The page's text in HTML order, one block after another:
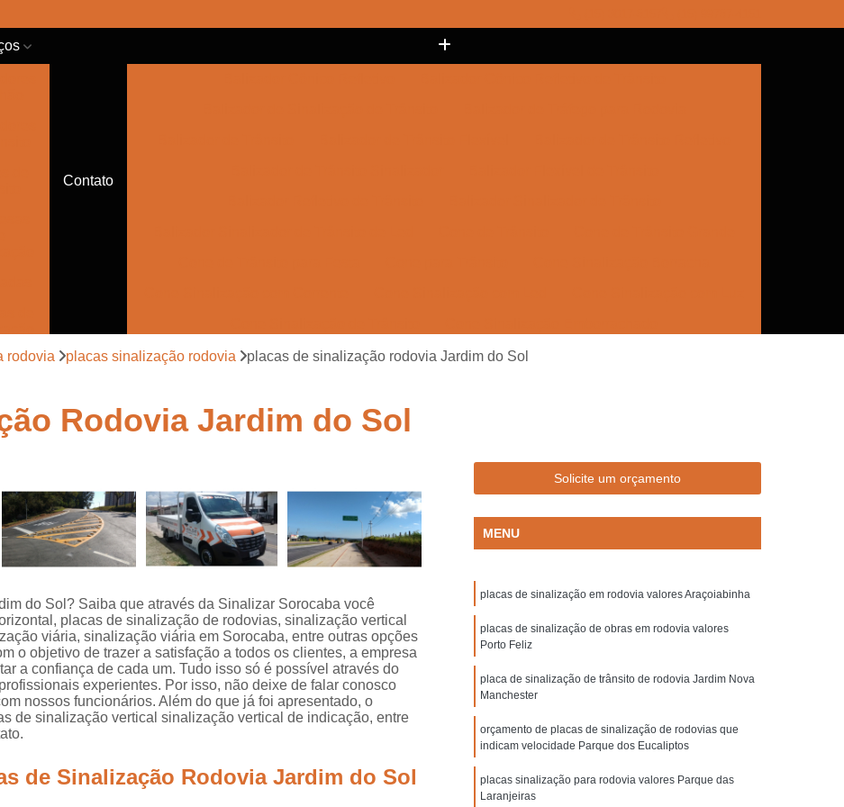
de
de
Contato
Cone Sinalizador de Trânsito
Cone Trânsito
Empresa de Sinalização de Rodovias
Empresa de Sinalização Viária
Empresa Sinalização
Empresa Sinalização de Trânsito
Lombada com Faixa de Pedestre
Lombada de Borracha para Condomínio
Lombada de Rua
Lombada Elevada
Lombada para Estacionamento
Lombada para Garagem
Lombada Quebra Mola
Lombada Trânsito
Pintura de Sinalização
Pintura de Sinalização Horizontal
Pintura de Sinalização Tipo Viária
Pintura de Sinalização Viária
Pintura Placa de Sinalização
Pintura Sinalização
Pintura Sinalização de Segurança
Pintura Sinalização de Trânsito
Pintura Sinalização Horizontal
Pintura Sinalização Viária
Placa de Sinalização de Segurança
Placas de Sinalização de Segurança Bombeiros
rodovia placas sinalização rodovia placas de sinalização rodovia Jardim do Sol
Rodovia Jardim do Sol
do Sol? Saiba que através da Sinalizar Sorocaba você
placas de sinalização de rodovias, sinalização vertical
viária, sinalização viária em Sorocaba, entre outras opções
o objetivo de trazer a satisfação a todos os clientes, a empresa
a confiança de cada um. Tudo isso só é possível através do
experientes. Por isso, não deixe de falar conosco
nossos funcionários. Além do que já foi apresentado, o
de sinalização vertical sinalização vertical de indicação, entre
de Sinalização Rodovia Jardim do Sol
Solicite um orçamento
MENU
placas de sinalização em rodovia valores Araçoiabinha
placas de sinalização de obras em rodovia valores
Porto Feliz
placa de sinalização de trânsito de rodovia Jardim Nova
Manchester
orçamento de placas de sinalização de rodovias que
indicam velocidade Parque dos Eucaliptos
placas sinalização para rodovia valores Parque das
Laranjeiras